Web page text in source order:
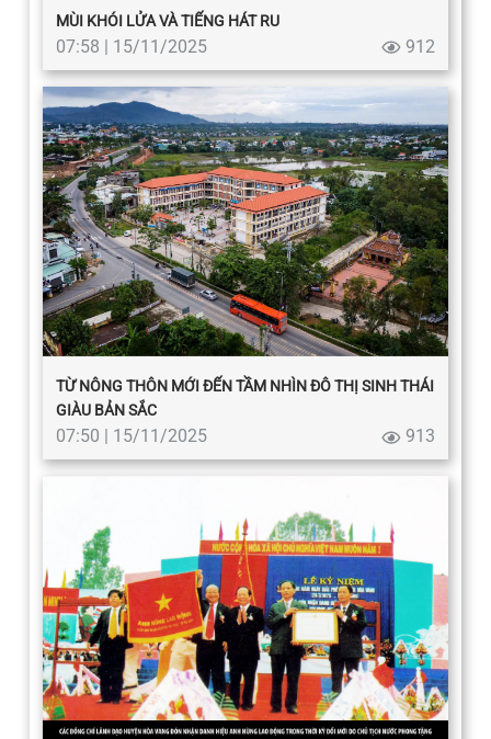
MÙI KHÓI LỬA VÀ TIẾNG HÁT RU
07:58 | 15/11/2025 912
TỪ NÔNG THÔN MỚI ĐẾN TẦM NHÌN ĐÔ THỊ SINH THÁI
GIÀU BẢN SẮC
07:50 | 15/11/2025 913